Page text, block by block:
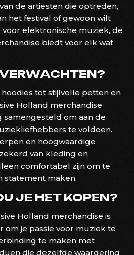
de artiesten die optreden,
het festival of gewoon wilt
elektronische muziek, de
biedt voor elk wat
tot stijlvolle petten en
Holland merchandise
om aan de
te voldoen.
en hoogwaardige
van kleding en
comfortabel zijn om te
statement maken.
JE HET KOPEN?
Holland merchandise is
om je passie voor muziek te
te maken met
die dezelfde waardering